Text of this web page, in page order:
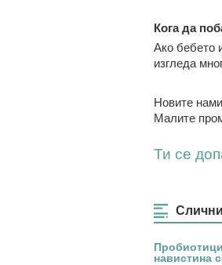
Кога да
Ако бебето
изгледа
Новите
Малите
Ти се
навистина